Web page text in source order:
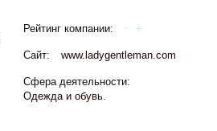
Рейтинг компании:
Сайт: www.ladygentleman.com
Сфера деятельности:
Одежда и обувь.